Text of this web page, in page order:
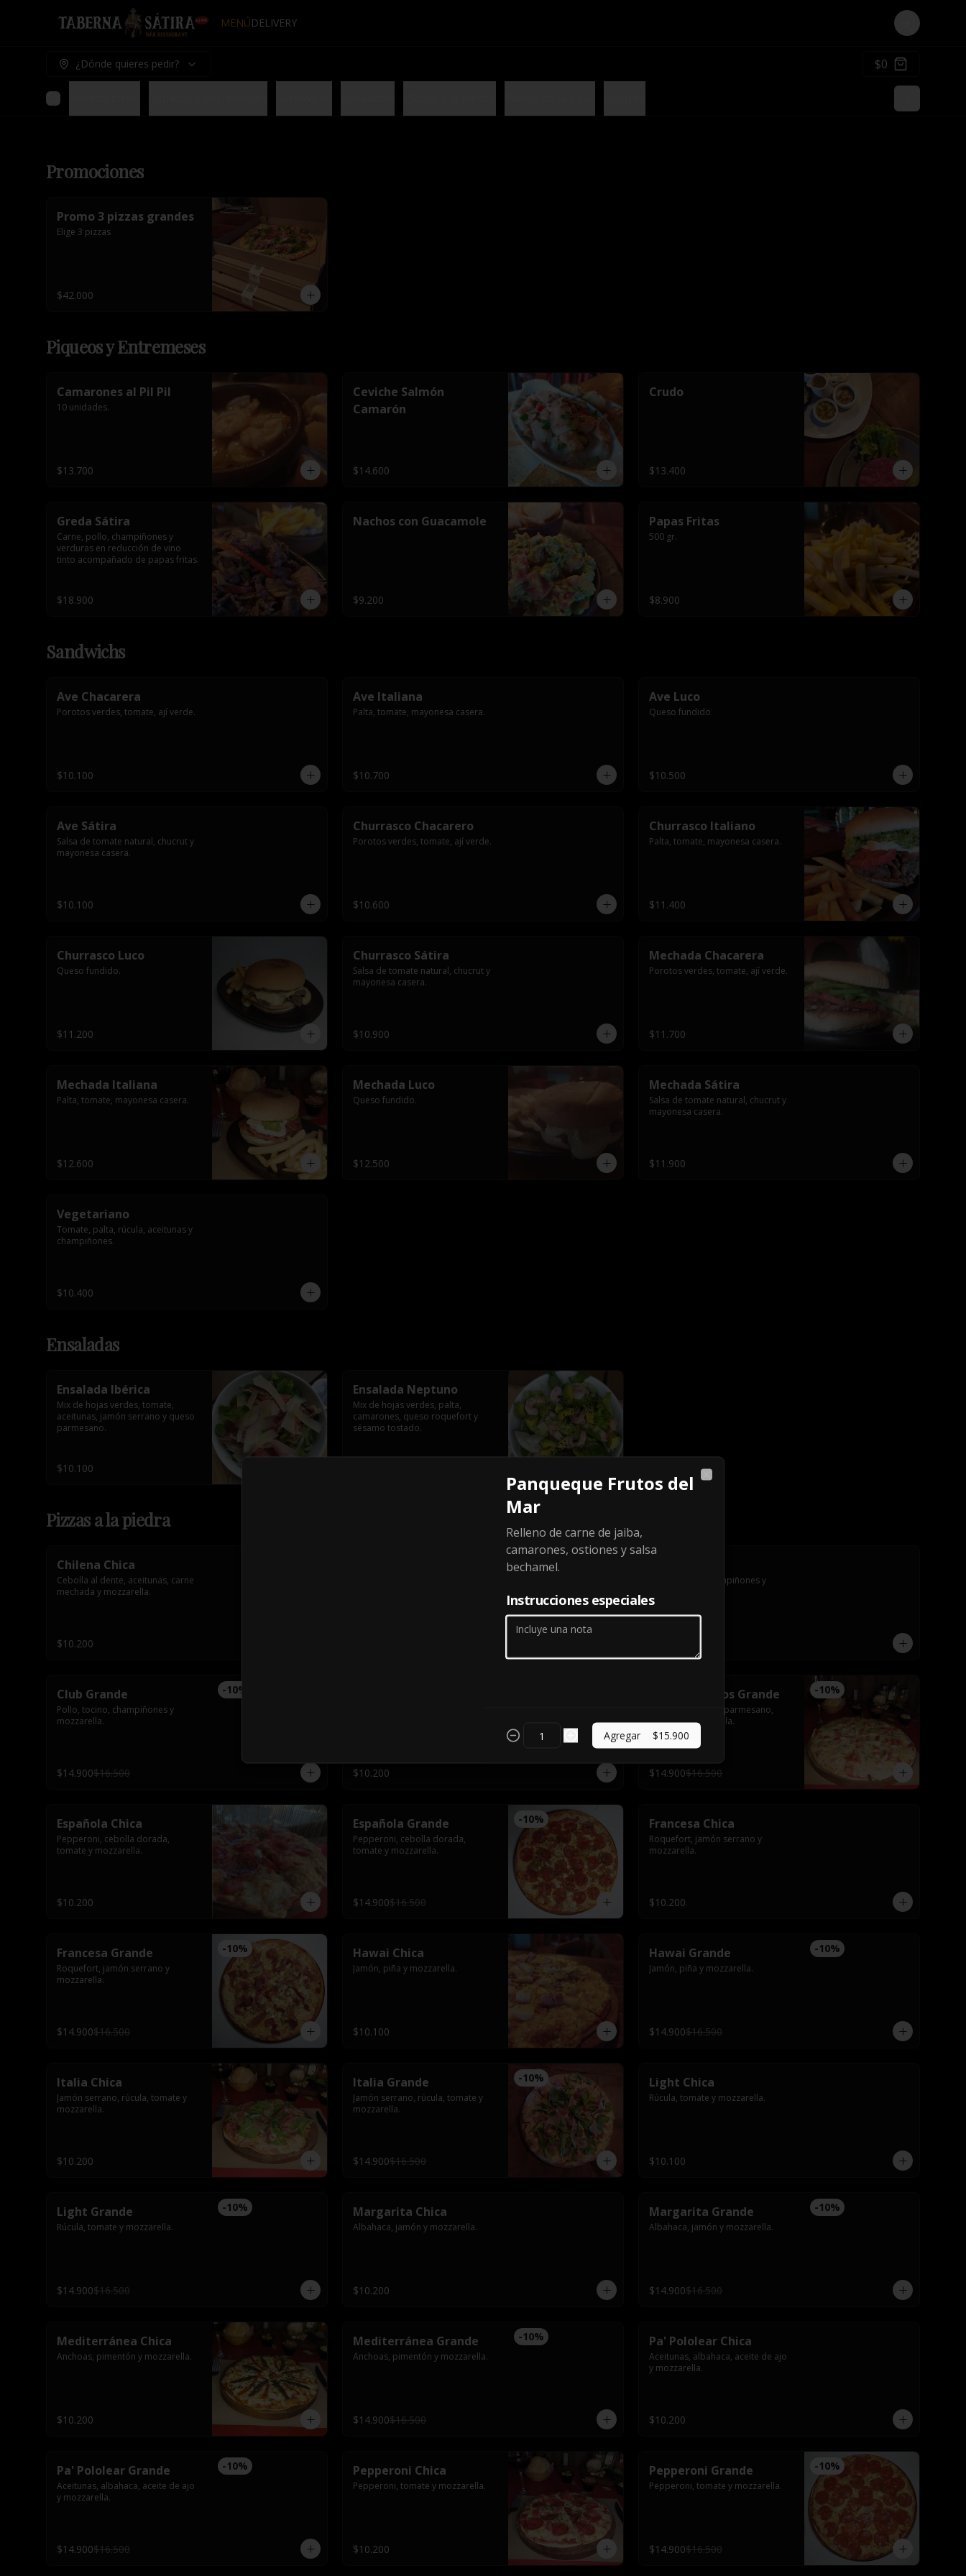
MENÚDELIVERY Login
¿Dónde quieres pedir? $0
Promociones
Promo 3 pizzas grandes
Elige 3 pizzas
$42.000
Piqueos y Entremeses
Camarones al Pil Pil
10 unidades.
$13.700
Ceviche Salmón
Camarón
$14.600
Crudo
$13.400
Greda Sátira
Carne, pollo, champiñones y
verduras en reducción de vino
tinto acompañado de papas fritas.
$18.900
Nachos con Guacamole
$9.200
Papas Fritas
500 gr.
$8.900
Sandwichs
Ave Chacarera
Porotos verdes, tomate, ají verde.
$10.100
Ave Italiana
Palta, tomate, mayonesa casera.
$10.700
Ave Luco
Queso fundido.
$10.500
Ave Sátira
Salsa de tomate natural, chucrut y
mayonesa casera.
$10.100
Churrasco Chacarero
Porotos verdes, tomate, ají verde.
$10.600
Churrasco Italiano
Palta, tomate, mayonesa casera.
$11.400
Churrasco Luco
Queso fundido.
$11.200
Churrasco Sátira
Salsa de tomate natural, chucrut y
mayonesa casera.
$10.900
Mechada Chacarera
Porotos verdes, tomate, ají verde.
$11.700
Mechada Italiana
Palta, tomate, mayonesa casera.
$12.600
Mechada Luco
Queso fundido.
$12.500
Mechada Sátira
Salsa de tomate natural, chucrut y
mayonesa casera.
$11.900
Vegetariano
Tomate, palta, rúcula, aceitunas y
champiñones.
$10.400
Ensaladas
Ensalada Ibérica
Mix de hojas verdes, tomate,
aceitunas, jamón serrano y queso
parmesano.
$10.100
Ensalada Neptuno
Mix de hojas verdes, palta,
camarones, queso roquefort y
sésamo tostado.
Pizzas a la piedra
Chilena Chica
Cebolla al dente, aceitunas, carne
mechada y mozzarella.
$10.200
10
Pollo, tocino, champiñones y
-10%
Club Grande
Pollo, tocino, champiñones y
mozzarella.
$14.900$16.500 $10.200
-10%
Cuatro Quesos Grande
Roquefort, fundo, parmesano,
tomate y mozzarella.
$14.900$16.500
Española Chica
Pepperoni, cebolla dorada,
tomate y mozzarella.
$10.200
-10%
Española Grande
Pepperoni, cebolla dorada,
tomate y mozzarella.
$14.900$16.500
Francesa Chica
Roquefort, jamón serrano y
mozzarella.
$10.200
-10%
Francesa Grande
Roquefort, jamón serrano y
mozzarella.
$14.900$16.500
Hawai Chica
Jamón, piña y mozzarella.
$10.100
-10%
Hawai Grande
Jamón, piña y mozzarella.
$14.900$16.500
Italia Chica
Jamón serrano, rúcula, tomate y
mozzarella.
$10.200
-10%
Italia Grande
Jamón serrano, rúcula, tomate y
mozzarella.
$14.900$16.500
Light Chica
Rúcula, tomate y mozzarella.
$10.100
-10%
Light Grande
Rúcula, tomate y mozzarella.
$14.900$16.500
Margarita Chica
Albahaca, jamón y mozzarella.
$10.200
-10%
Margarita Grande
Albahaca, jamón y mozzarella.
$14.900$16.500
Mediterránea Chica
Anchoas, pimentón y mozzarella.
$10.200
-10%
Mediterránea Grande
Anchoas, pimentón y mozzarella.
$14.900$16.500
Pa' Pololear Chica
Aceitunas, albahaca, aceite de ajo
y mozzarella.
$10.200
-10%
Pa' Pololear Grande
Aceitunas, albahaca, aceite de ajo
y mozzarella.
$14.900$16.500
Pepperoni Chica
Pepperoni, tomate y mozzarella.
$10.200
-10%
Pepperoni Grande
Pepperoni, tomate y mozzarella.
$14.900$16.500
Panqueque Frutos del
Mar
Relleno de carne de jaiba,
camarones, ostiones y salsa
bechamel.
Instrucciones especiales
Agregar $15.900